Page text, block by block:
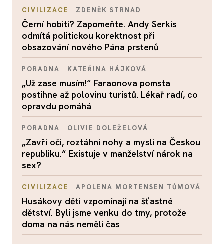
CIVILIZACE ZDENĚK STRNAD
Černí hobiti? Zapomeňte. Andy Serkis
odmítá politickou korektnost při
obsazování nového Pána prstenů
PORADNA KATEŘINA HÁJKOVÁ
„Už zase musím!“ Faraonova pomsta
postihne až polovinu turistů. Lékař radí, co
opravdu pomáhá
PORADNA OLIVIE DOLEŽELOVÁ
„Zavři oči, roztáhni nohy a mysli na Českou
republiku.“ Existuje v manželství nárok na
sex?
CIVILIZACE APOLENA MORTENSEN TŮMOVÁ
Husákovy děti vzpomínají na šťastné
dětství. Byli jsme venku do tmy, protože
doma na nás neměli čas